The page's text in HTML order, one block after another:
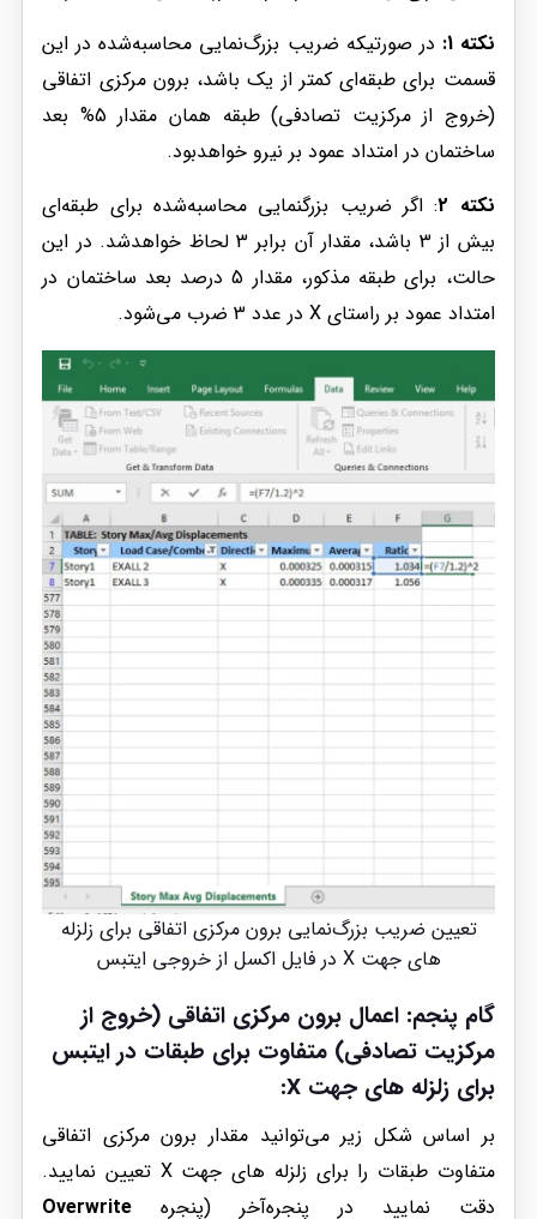
نکته 1:
در صورتیکه ضریب بزرگ‌نمایی محاسبه‌شده در این
قسمت برای طبقه‌ای کمتر از یک باشد، برون مرکزی اتفاقی
(خروج از مرکزیت تصادفی) طبقه همان مقدار 5% بعد
ساختمان در امتداد عمود بر نیرو خواهد‌بود.
نکته 2
: اگر ضریب بزرگنمایی محاسبه‌شده برای طبقه‌ای
بیش از 3 باشد، مقدار آن برابر 3 لحاظ خواهد‌شد. در این
حالت، برای طبقه مذکور، مقدار 5 درصد بعد ساختمان در
امتداد عمود بر راستای X در عدد 3 ضرب می‌شود.
تعیین ضریب بزرگ‌نمایی برون مرکزی اتفاقی برای زلزله
های جهت X در فایل اکسل از خروجی ایتبس
گام پنجم: اعمال برون مرکزی اتفاقی (خروج از
مرکزیت تصادفی) متفاوت برای طبقات در ایتبس
برای زلزله های جهت X:
بر اساس شکل زیر می‌توانید مقدار برون مرکزی اتفاقی
متفاوت طبقات را برای زلزله های جهت X تعیین نمایید.
دقت نمایید در پنجره‌آخر (پنجره
Overwrite